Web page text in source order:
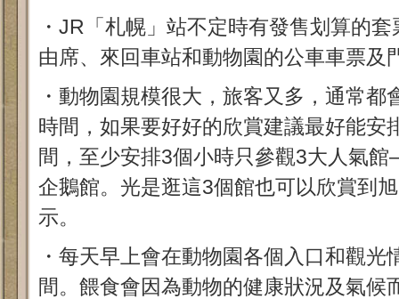
・JR「札幌」站不定時有發售划算的
由席、來回車站和動物園的公車車票及
・動物園規模很大，旅客又多，通常
時間，如果要好好的欣賞建議最好能安
間，至少安排3個小時只參觀3大人氣
企鵝館。光是逛這3個館也可以欣賞到
示。
・每天早上會在動物園各個入口和觀
間。餵食會因為動物的健康狀況及氣候